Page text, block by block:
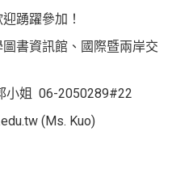
踴躍參加！
書資訊館、國際暨兩岸交
小姐 06-2050289#22
(Ms. Kuo)